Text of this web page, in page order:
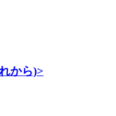
から)>